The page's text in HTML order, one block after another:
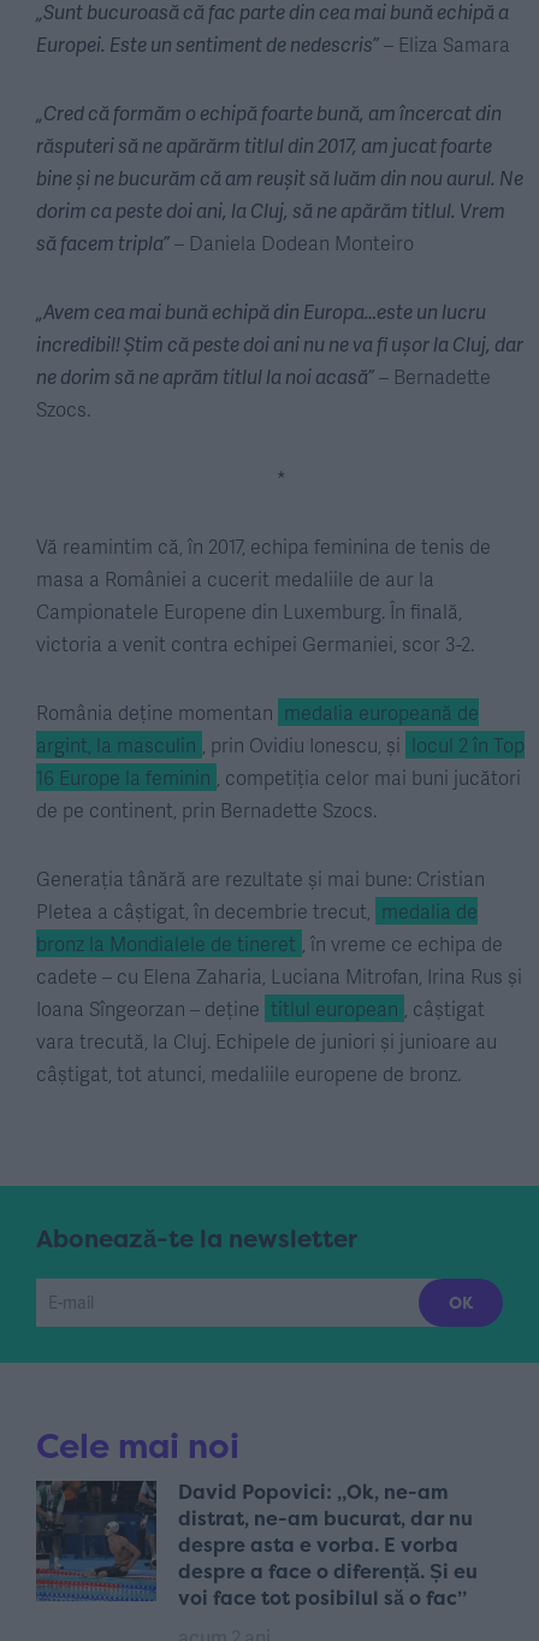
„Sunt bucuroasă că fac parte din cea mai bună echipă a
Europei. Este un sentiment de nedescris”– Eliza Samara
„Cred că formăm o echipă foarte bună, am încercat din
răsputeri să ne apărărm titlul din 2017, am jucat foarte
bine și ne bucurăm că am reușit să luăm din nou aurul. Ne
dorim ca peste doi ani, la Cluj, să ne apărăm titlul. Vrem
să facem tripla”– Daniela Dodean Monteiro
„Avem cea mai bună echipă din Europa…este un lucru
incredibil! Știm că peste doi ani nu ne va fi ușor la Cluj, dar
ne dorim să ne aprăm titlul la noi acasă”– Bernadette
Szocs.
*
Vă reamintim că, în 2017, echipa feminina de tenis de
masa a României a cucerit medaliile de aur la
Campionatele Europene din Luxemburg. În finală,
victoria a venit contra echipei Germaniei, scor 3-2.
România deține momentan medalia europeană de
argint, la masculin , prin Ovidiu Ionescu, și locul 2 în Top
16 Europe la feminin , competiția celor mai buni jucători
de pe continent, prin Bernadette Szocs.
Generația tânără are rezultate și mai bune: Cristian
Pletea a câștigat, în decembrie trecut, medalia de
bronz la Mondialele de tineret , în vreme ce echipa de
cadete – cu Elena Zaharia, Luciana Mitrofan, Irina Rus și
Ioana Sîngeorzan – deține titlul european , câștigat
vara trecută, la Cluj. Echipele de juniori și junioare au
câștigat, tot atunci, medaliile europene de bronz.
Abonează-te la newsletter
Cele mai noi
David Popovici: „Ok, ne-am
distrat, ne-am bucurat, dar nu
despre asta e vorba. E vorba
despre a face o diferență. Și eu
voi face tot posibilul să o fac”